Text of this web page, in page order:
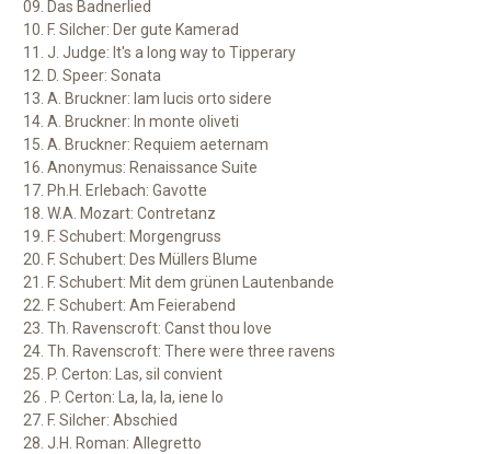
09. Das Badnerlied
10. F. Silcher: Der gute Kamerad
11. J. Judge: It's a long way to Tipperary
12. D. Speer: Sonata
13. A. Bruckner: Iam lucis orto sidere
14. A. Bruckner: In monte oliveti
15. A. Bruckner: Requiem aeternam
16. Anonymus: Renaissance Suite
17. Ph.H. Erlebach: Gavotte
18. W.A. Mozart: Contretanz
19. F. Schubert: Morgengruss
20. F. Schubert: Des Müllers Blume
21. F. Schubert: Mit dem grünen Lautenbande
22. F. Schubert: Am Feierabend
23. Th. Ravenscroft: Canst thou love
24. Th. Ravenscroft: There were three ravens
25. P. Certon: Las, sil convient
26 . P. Certon: La, la, la, iene lo
27. F. Silcher: Abschied
28. J.H. Roman: Allegretto